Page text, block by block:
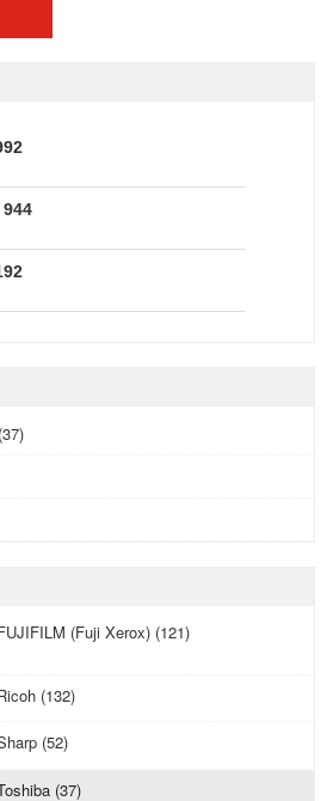
944
(Fuji Xerox) (121)
(132)
(52)
(37)